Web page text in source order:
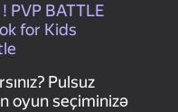
PVP BATTLE
for Kids
Pulsuz
oyun seçiminizə